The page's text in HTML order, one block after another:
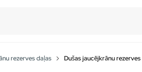
rezerves daļas Dušas jaucējkrānu